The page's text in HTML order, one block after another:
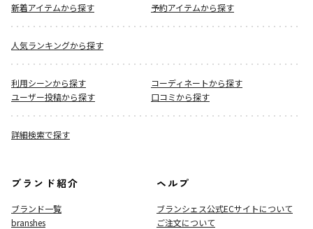
新着アイテムから探す
予約アイテムから探す
人気ランキングから探す
利用シーンから探す
コーディネートから探す
ユーザー投稿から探す
口コミから探す
詳細検索で探す
ブランド紹介
ブランド一覧
branshes
ヘルプ
ブランシェス公式ECサイトについて
ご注文について